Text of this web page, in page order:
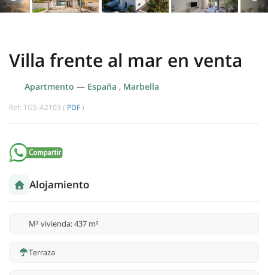
Villa frente al mar en venta
Apartmento — España , Marbella
Ref: TGS-A2103 ( PDF )
Alojamiento
M² vivienda: 437 m²
Terraza